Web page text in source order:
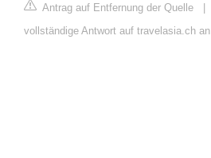
Antrag auf Entfernung der Quelle |
vollständige Antwort auf travelasia.ch an